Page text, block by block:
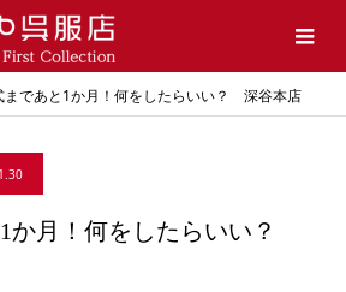
まであと1か月！何をしたらいい？ 深谷本店
か月！何をしたらいい？